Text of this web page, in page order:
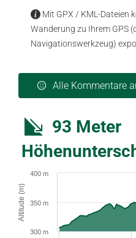
Mit GPX / KML-Dateien
Wanderung zu Ihrem GPS
Navigationswerkzeug)
Alle Kommentare
93 Meter
Altitude (m)
300 m
350 m
400 m